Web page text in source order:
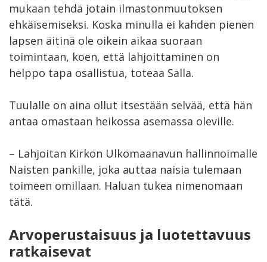
mukaan tehdä jotain ilmastonmuutoksen
ehkäisemiseksi. Koska minulla ei kahden pienen
lapsen äitinä ole oikein aikaa suoraan
toimintaan, koen, että lahjoittaminen on
helppo tapa osallistua, toteaa Salla.
Tuulalle on aina ollut itsestään selvää, että hän
antaa omastaan heikossa asemassa oleville.
– Lahjoitan Kirkon Ulkomaanavun hallinnoimalle
Naisten pankille, joka auttaa naisia tulemaan
toimeen omillaan. Haluan tukea nimenomaan
tätä.
Arvoperustaisuus ja luotettavuus
ratkaisevat